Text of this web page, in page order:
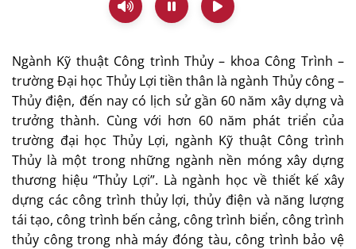
Ngành Kỹ thuật Công trình Thủy – khoa Công Trình –
trường Đại học Thủy Lợi tiền thân là ngành Thủy công –
Thủy điện, đến nay có lịch sử gần 60 năm xây dựng và
trưởng thành. Cùng với hơn 60 năm phát triển của
trường đại học Thủy Lợi, ngành Kỹ thuật Công trình
Thủy là một trong những ngành nền móng xây dựng
thương hiệu “Thủy Lợi”. Là ngành học về thiết kế xây
dựng các công trình thủy lợi, thủy điện và năng lượng
tái tạo, công trình bến cảng, công trình biển, công trình
thủy công trong nhà máy đóng tàu, công trình bảo vệ